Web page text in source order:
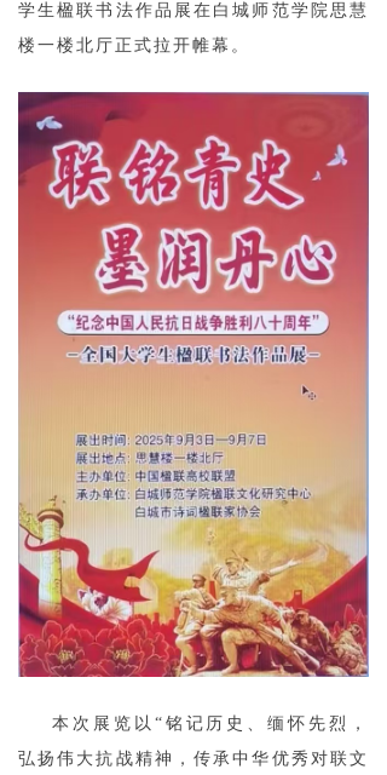
学生楹联书法作品展在白城师范学院思慧
楼一楼北厅正式拉开帷幕。
本次展览以“铭记历史、缅怀先烈，
弘扬伟大抗战精神，传承中华优秀对联文